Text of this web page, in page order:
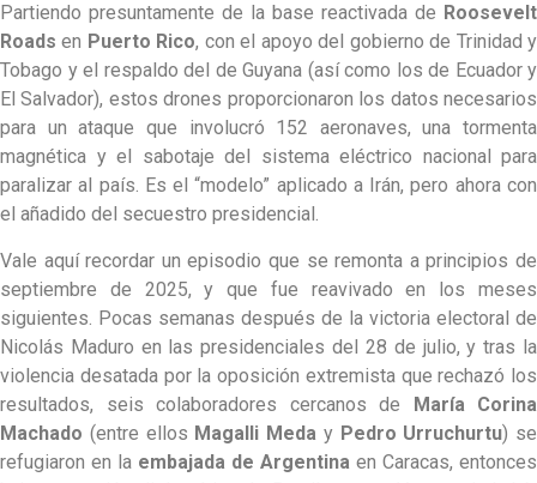
Partiendo presuntamente de la base reactivada de Roosevelt
Roads en Puerto Rico, con el apoyo del gobierno de Trinidad y
Tobago y el respaldo del de Guyana (así como los de Ecuador y
El Salvador), estos drones proporcionaron los datos necesarios
para un ataque que involucró 152 aeronaves, una tormenta
magnética y el sabotaje del sistema eléctrico nacional para
paralizar al país. Es el “modelo” aplicado a Irán, pero ahora con
el añadido del secuestro presidencial.
Vale aquí recordar un episodio que se remonta a principios de
septiembre de 2025, y que fue reavivado en los meses
siguientes. Pocas semanas después de la victoria electoral de
Nicolás Maduro en las presidenciales del 28 de julio, y tras la
violencia desatada por la oposición extremista que rechazó los
resultados, seis colaboradores cercanos de María Corina
Machado (entre ellos Magalli Meda y Pedro Urruchurtu) se
refugiaron en la embajada de Argentina en Caracas, entonces